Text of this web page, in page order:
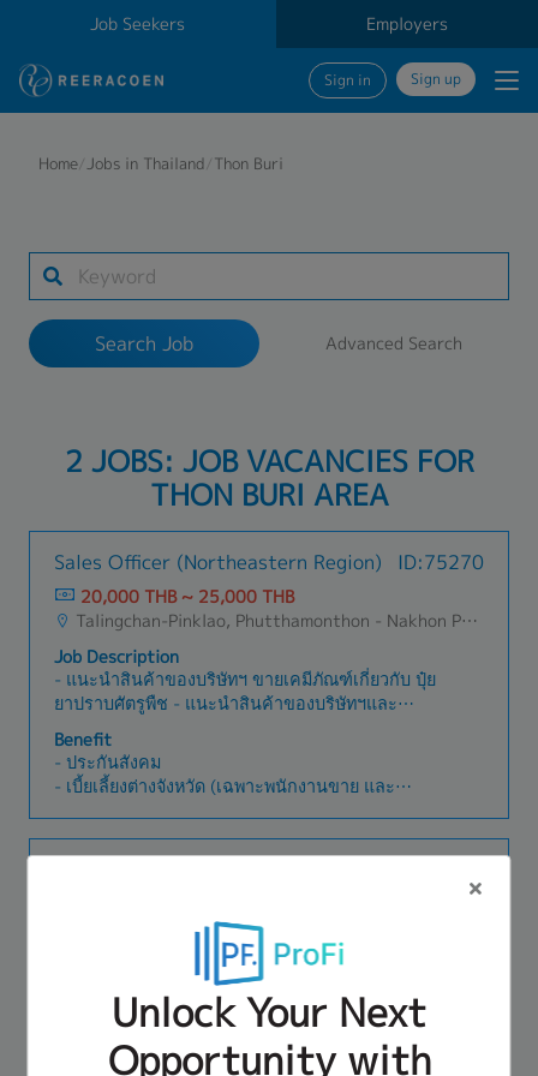
Job Seekers Employers
Sign in Sign up
Industry
1 selected
Home/Jobs in Thailand/Thon Buri
Unlock Your Next
Opportunity with
Search Job Advanced Search
2 JOBS: JOB VACANCIES FOR
THON BURI AREA
Sales Officer (Northeastern Region) ID:75270
20,000 THB ~ 25,000 THB
Talingchan-Pinklao, Phutthamonthon - Nakhon Pathom, Thawi Watthana, Bangkok Noi, Bangkok Yai, Bang Phlat, Bang Sue, Khlong San, Thon Buri
Job Description
- แนะนําสินค้าของบริษัทฯ ขายเคมีภัณฑ์เกี่ยวกับ ปุ๋ย
ยาปราบศัตรูพืช - แนะนำสินค้าของบริษัทฯและ
อธิบายวิธีการใช้สินค้าให้เกิดผลต่อการขายและเพิ่ม
มูลค่าการขาย- หาลูกค้ารายใหม่ และรักษาฐานลูกค้า
เก่า- ผลักดันยอดขาย ส่วนใหญ่จะขายในร้านค้าเกี่ยว
กับการเกษตร- เสนอราคา จัดเตรียมเอกสารราย
ละเอียดเกี่ยวกับการเสนอราคา Promotions ต่าง ๆให้
เป้าตามที่กำหนด- ติดตามประสานงาน ระหว่างลูกค้า
และบริษัท เพื่อส่งสินค้าได้ตามกำหนด- ประสานงาน
ภายในองค์กร เพื่อตอบสนองความต้องการของลูกค้า
Benefit
- ประกันสังคม
- เบี้ยเลี้ยงต่างจังหวัด (เฉพาะพนักงานขาย และ
- มี Fleet card ค่าน้ำมันให้
- มีค่า incentive หรือ commission
20,000 THB ~ 40,000 THB
Talingchan-Pinklao, Phutthamonthon - Nakhon Pathom, Thawi Watthana, Bangkok Noi, Bangkok Yai, Bang Phlat, Bang Sue, Khlong San, Thon Buri
- Collaborate with the Sales Manager to set
sales targets and business strategies, ensuring
proper execution and continuous follow-up.
Benefit